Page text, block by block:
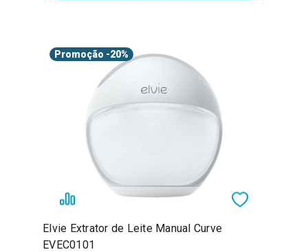
Promoção -20%
Elvie Extrator de Leite Manual Curve
EVEC0101